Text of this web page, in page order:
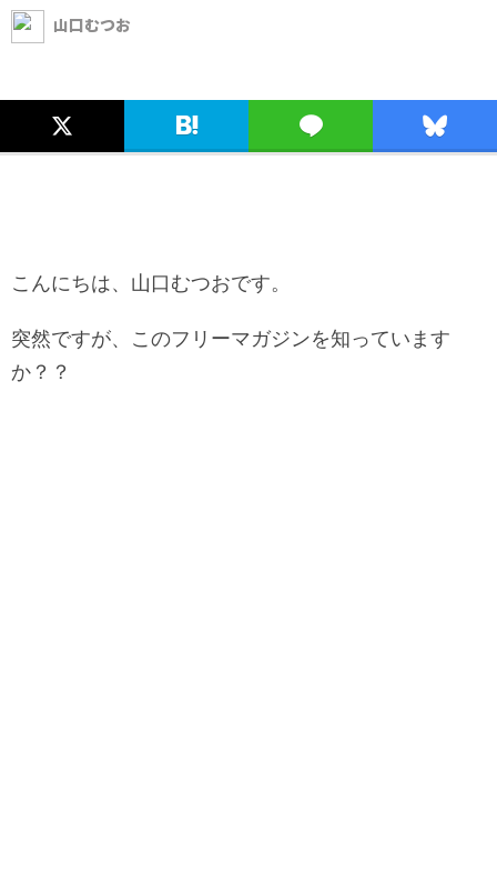
山口むつお
こんにちは、山口むつおです。
突然ですが、このフリーマガジンを知っています
か？？